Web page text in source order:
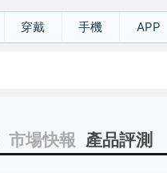
穿戴 手機 APP
市場快報 產品評測